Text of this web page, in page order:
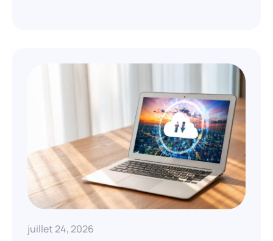
juillet 24, 2026